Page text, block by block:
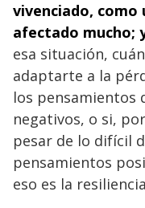
vivenciado, como
afectado mucho;
esa situación,
adaptarte a la
los pensamientos
negativos, o si,
pesar de lo difícil
pensamientos
eso es la